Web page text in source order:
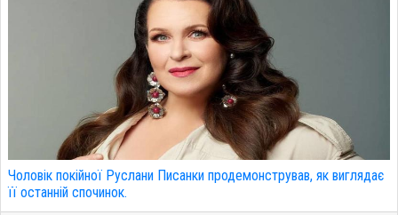
Чоловік покійної Руслани Писанки продемонстрував, як виглядає
її останній спочинок.